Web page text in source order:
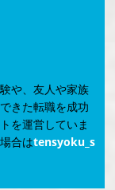
や、友人や家族
きた転職を成功
を運営していま
合はtensyoku_s